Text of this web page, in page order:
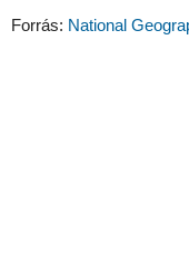
Forrás: National